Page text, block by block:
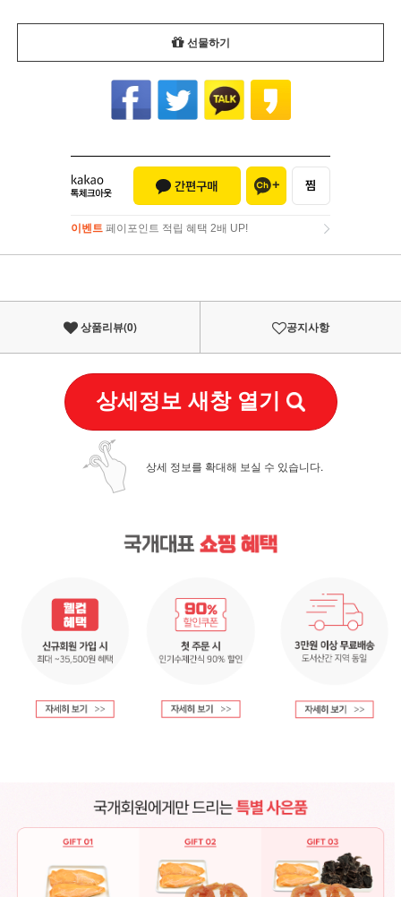
선물하기
이벤트 페이포인트 적립 혜택 2배 UP!
이벤트페이포인트 적립 혜택 2배 UP!
상품리뷰(0) 공지사항
상세정보 새창 열기
상세 정보를 확대해 보실 수 있습니다.